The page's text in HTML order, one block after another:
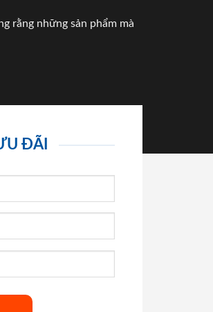
rằng những sản phẩm mà
ĐÃI